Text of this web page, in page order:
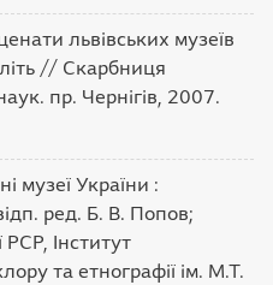
львівських музеїв
// Скарбниця
пр. Чернігів, 2007.
музеї України :
ред. Б. В. Попов;
РСР, Інститут
та етнографії ім. М.Т.